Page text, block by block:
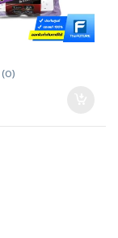
(0)